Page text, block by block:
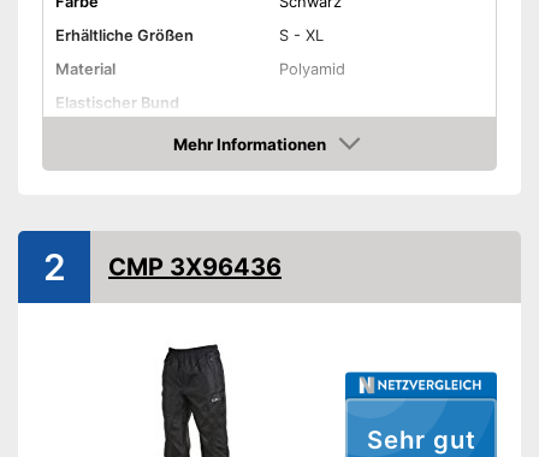
Erhältliche Größen
S - XL
Material
Polyamid
Elastischer Bund
Vorteile
Winddichtes Design
Amazon Lieferzeit
siehe Anbieter
Mehr Informationen
Amazon
Sehr gut
2 CMP 3X96436